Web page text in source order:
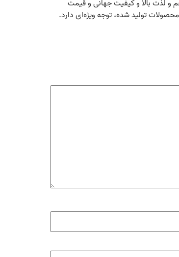
و لذت بالا و کیفیت جهانی و قیمت
تولید شده، توجه ویژه‌ای دارد.